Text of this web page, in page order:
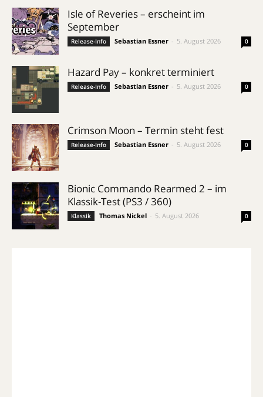
Isle of Reveries – erscheint im
September
Release-Info Sebastian Essner 5. August 2026 0
Hazard Pay – konkret terminiert
Release-Info Sebastian Essner 5. August 2026 0
Crimson Moon – Termin steht fest
Release-Info Sebastian Essner 5. August 2026 0
Bionic Commando Rearmed 2 – im
Klassik-Test (PS3 / 360)
Klassik Thomas Nickel 5. August 2026 0